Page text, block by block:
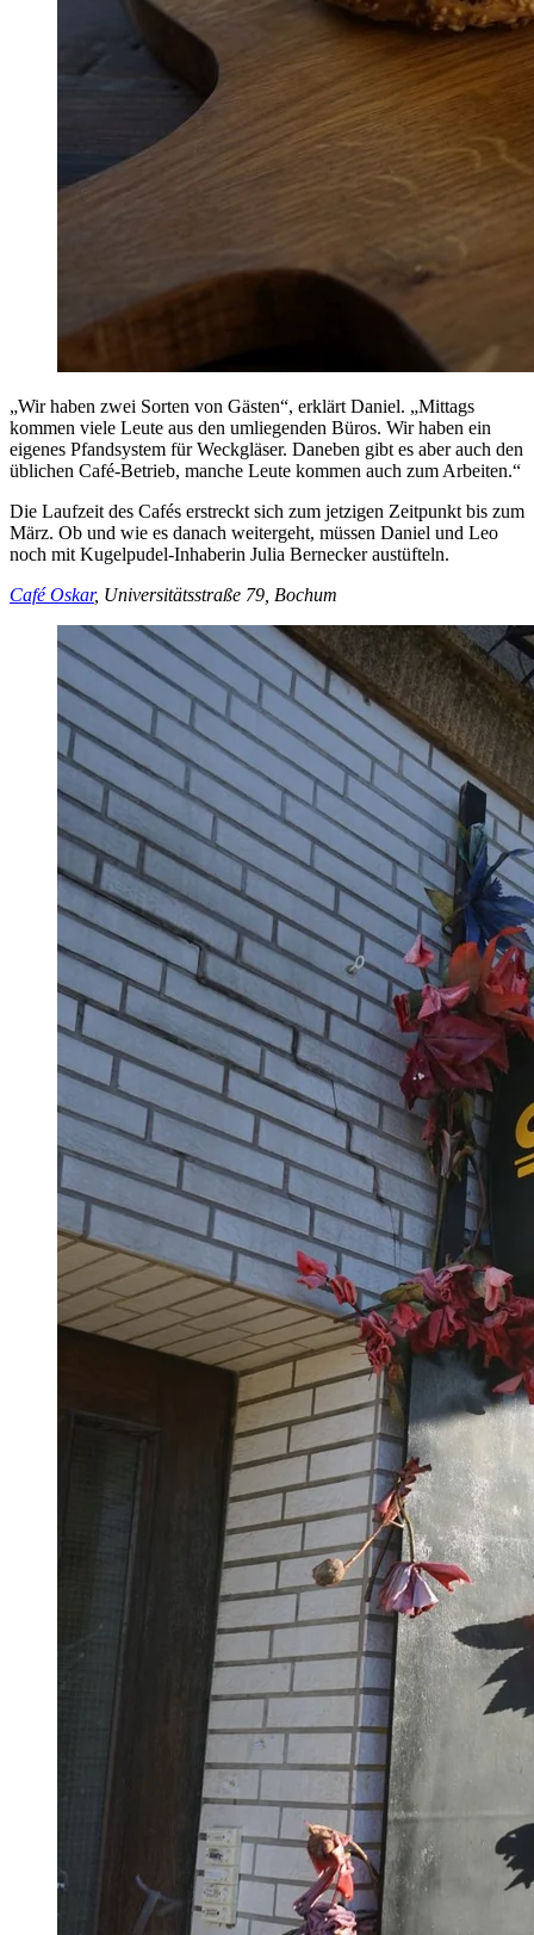
„Wir haben zwei Sorten von Gästen“, erklärt Daniel. „Mittags
kommen viele Leute aus den umliegenden Büros. Wir haben ein
eigenes Pfandsystem für Weckgläser. Daneben gibt es aber auch den
üblichen Café-Betrieb, manche Leute kommen auch zum Arbeiten.“
Die Laufzeit des Cafés erstreckt sich zum jetzigen Zeitpunkt bis zum
März. Ob und wie es danach weitergeht, müssen Daniel und Leo
noch mit Kugelpudel-Inhaberin Julia Bernecker austüfteln.
Café Oskar, Universitätsstraße 79, Bochum